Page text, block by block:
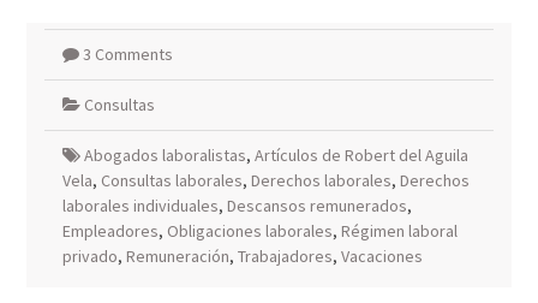
3 Comments
Consultas
Abogados laboralistas, Artículos de Robert del Aguila
Vela, Consultas laborales, Derechos laborales, Derechos
laborales individuales, Descansos remunerados,
Empleadores, Obligaciones laborales, Régimen laboral
privado, Remuneración, Trabajadores, Vacaciones